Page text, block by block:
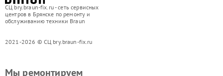
СЦ bry.braun-fix.ru - сеть сервисных
центров в Брянске по ремонту и
обслуживанию техники Braun
2021-2026 © СЦ bry.braun-fix.ru
Мы ремонтируем